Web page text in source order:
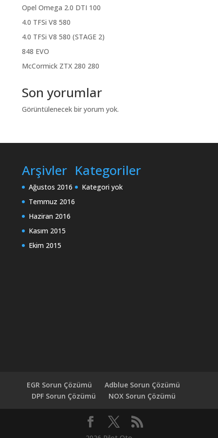
Opel Omega 2.0 DTI 100
4.0 TFSi V8 580
4.0 TFSi V8 580 (STAGE 2)
848 EVO
McCormick ZTX 280 280
Son yorumlar
Görüntülenecek bir yorum yok.
Arşivler
Ağustos 2016
Temmuz 2016
Haziran 2016
Kasım 2015
Ekim 2015
Kategoriler
Kategori yok
EGR Sorun Çözümü
Adblue Sorun Çözümü
DPF Sorun Çözümü
NOX Sorun Çözümü